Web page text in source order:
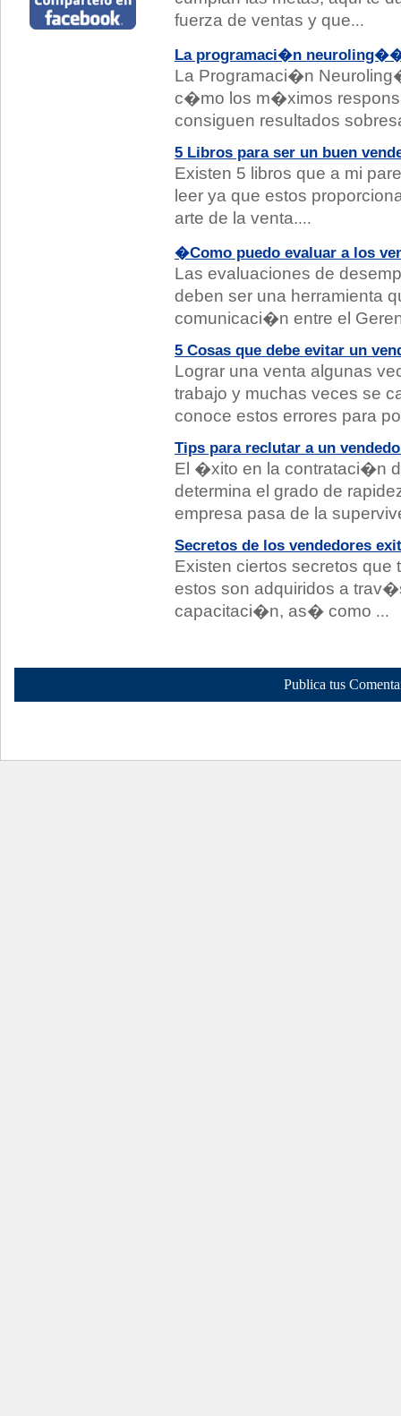
fuerza de ventas y que...
La programaci�n
La Programaci�n
c�mo los m�ximos
consiguen resultados
5 Libros para ser un buen
Existen 5 libros que a mi
leer ya que estos
arte de la venta....
�Como puedo evaluar a los
Las evaluaciones de
deben ser una herramienta
comunicaci�n entre el
5 Cosas que debe evitar un
Lograr una venta algunas
trabajo y muchas veces se
conoce estos errores para
Tips para reclutar a un
El �xito en la contrataci�n
determina el grado de
empresa pasa de la
Secretos de los vendedores
Existen ciertos secretos
estos son adquiridos a
capacitaci�n, as� como ...
Publica tus